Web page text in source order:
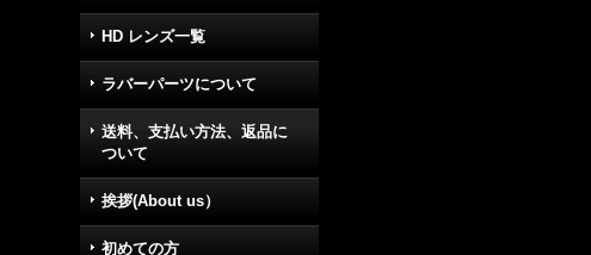
HD レンズ一覧
ラバーパーツについて
送料、支払い方法、返品に
ついて
挨拶(About us）
初めての方